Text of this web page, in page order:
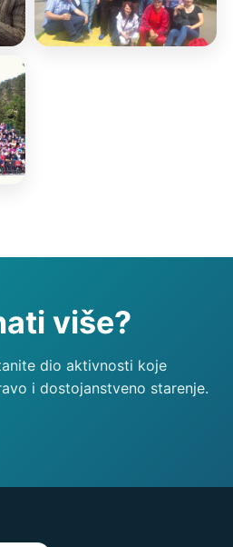
više?
dio aktivnosti koje
i dostojanstveno starenje.